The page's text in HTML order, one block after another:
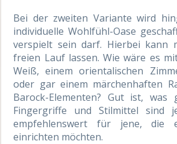
Bei der zweiten Variante wird
individuelle Wohlfühl-Oase
verspielt sein darf. Hierbei kann
freien Lauf lassen. Wie wäre es
Weiß, einem orientalischen
oder gar einem märchenhaften
Barock-Elementen? Gut ist, was
Fingergriffe und Stilmittel sind
empfehlenswert für jene, die
einrichten möchten.